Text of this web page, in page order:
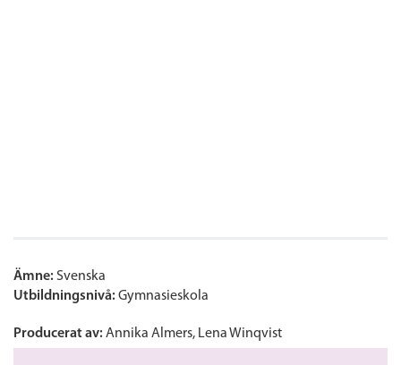
Ämne: Svenska
Utbildningsnivå: Gymnasieskola
Producerat av: Annika Almers, Lena Winqvist